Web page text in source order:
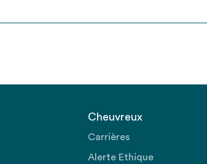
Cheuvreux
Carrières
Alerte Ethique